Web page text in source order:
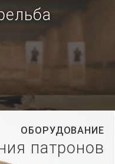
ОБОРУДОВАНИЕ
патронов